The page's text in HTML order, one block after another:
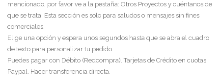
mencionado, por favor ve a la pestaña: Otros Proyectos y cuéntanos de
que se trata. Esta sección es solo para saludos o mensajes sin fines
comerciales.
Elige una opción y espera unos segundos hasta que se abra el cuadro
de texto para personalizar tu pedido.
Puedes pagar con Débito (Redcompra). Tarjetas de Crédito en cuotas.
Paypal. Hacer transferencia directa.